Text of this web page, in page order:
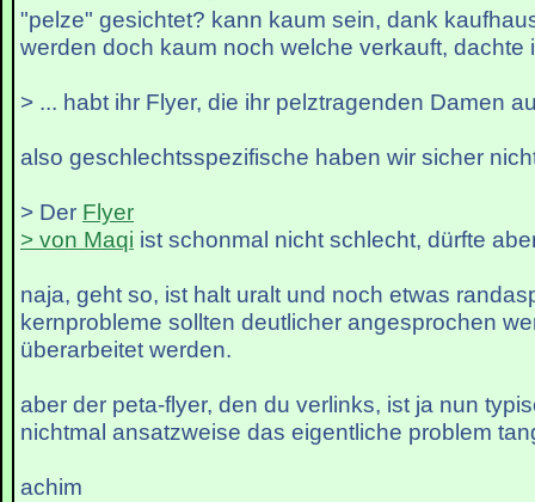
"pelze" gesichtet? kann kaum sein, dank
werden doch kaum noch welche verkauft, dachte
> ... habt ihr Flyer, die ihr pelztragenden Damen
also geschlechtsspezifische haben wir sicher
> Der Flyer
> von Maqi ist schonmal nicht schlecht, dürfte
naja, geht so, ist halt uralt und noch etwas
kernprobleme sollten deutlicher angesprochen
überarbeitet werden.
aber der peta-flyer, den du verlinks, ist ja nun
nichtmal ansatzweise das eigentliche problem
achim